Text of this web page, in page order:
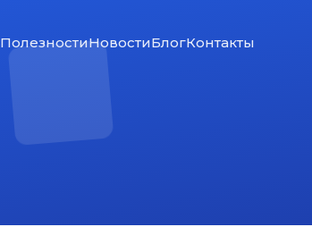
ПолезностиНовостиБлогКонтакты